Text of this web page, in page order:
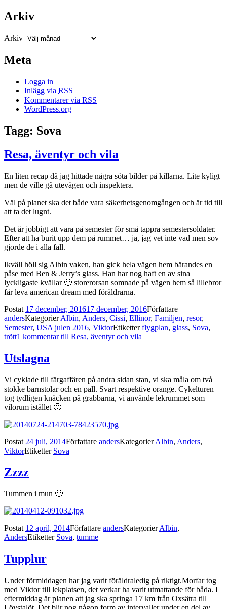
Arkiv
Arkiv
Meta
Logga in
Inlägg via RSS
Kommentarer via RSS
WordPress.org
Tagg: Sova
Resa, äventyr och vila
En liten recap då jag hittade några söta bilder på killarna. Lite kyligt
men de ville gå utevägen och inspektera.
Väl på planet ska det både vara säkerhetsgenomgången och är tid till
att ta det lugnt.
Det är jobbigt att vara på semester för små tappra semestersoldater.
Efter att ha burit upp dem på rummet… ja, jag vet inte vad men sov
gjorde de i alla fall.
Ikväll höll sig Albin vaken, han gick hela vägen hem bärandes en
påse med Ben & Jerry’s glass. Han har nog haft en av sina
lyckligaste kvällar 🙂 storerorsan somnade på vägen hem så lillebror
får leva american dream med föräldrarna.
Postat 17 december, 201617 december, 2016Författare
andersKategorierAlbin, Anders, Cissi, Ellinor, Familjen, resor,
Semester, USA julen 2016, ViktorEtiketterflygplan, glass, Sova,
trött1 kommentartill Resa, äventyr och vila
Utslagna
Vi cyklade till färgaffären på andra sidan stan, vi ska måla om två
stokke barnstolar och en pall. Svart respektive orange. Cykelturen
tog tydligen knäcken på grabbarna, vi använde lekrummet som
vilorum istället 🙂
Postat 24 juli, 2014Författare andersKategorierAlbin, Anders,
ViktorEtiketter Sova
Zzzz
Tummen i mun 🙂
Postat 12 april, 2014Författare andersKategorierAlbin,
AndersEtiketter Sova, tumme
Tupplur
Under förmiddagen har jag varit föräldraledig på riktigt.Morfar tog
med Viktor till lekplatsen, det verkar ha varit utmattande för båda. I
eftermiddag är planen att jag ska springa 17 km från Oxsätra till